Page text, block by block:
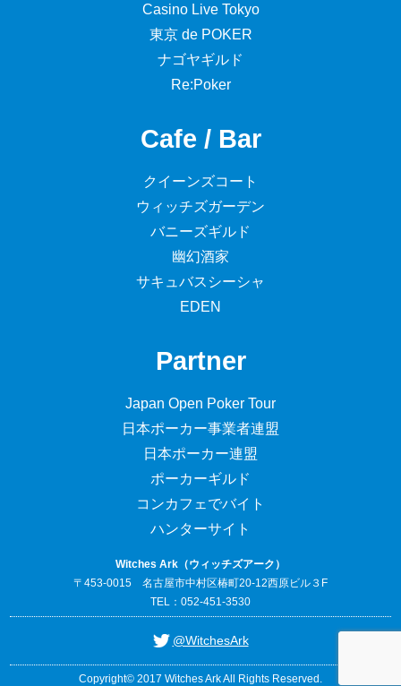
Casino Live Tokyo
東京 de POKER
ナゴヤギルド
Re:Poker
Cafe / Bar
クイーンズコート
ウィッチズガーデン
バニーズギルド
幽幻酒家
サキュバスシーシャ
EDEN
Partner
Japan Open Poker Tour
日本ポーカー事業者連盟
日本ポーカー連盟
ポーカーギルド
コンカフェでバイト
ハンターサイト
Witches Ark（ウィッチズアーク）
〒453-0015 名古屋市中村区椿町20-12西原ビル３F
TEL：052-451-3530
@WitchesArk
Copyright© 2017 Witches Ark All Rights Reserved.